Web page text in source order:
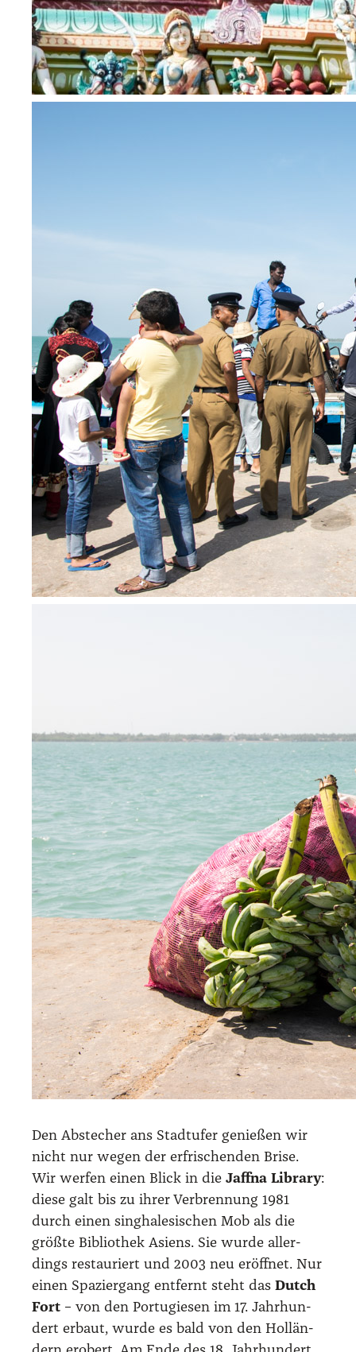
Den Abste­cher ans Stadt­ufer genie­ßen wir
nicht nur wegen der erfri­schen­den Bri­se.
Wir wer­fen einen Blick in die Jaff­na Libra­ry:
die­se galt bis zu ihrer Ver­bren­nung 1981
durch einen sin­gha­le­si­schen Mob als die
größ­te Biblio­thek Asi­ens. Sie wur­de aller­
dings restau­riert und 2003 neu eröff­net. Nur
einen Spa­zier­gang ent­fernt steht das Dutch
Fort – von den Por­tu­gie­sen im 17. Jahr­hun­
dert erbaut, wur­de es bald von den Hol­län­